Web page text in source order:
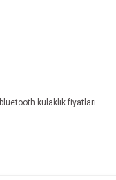
bluetooth kulaklık fiyatları